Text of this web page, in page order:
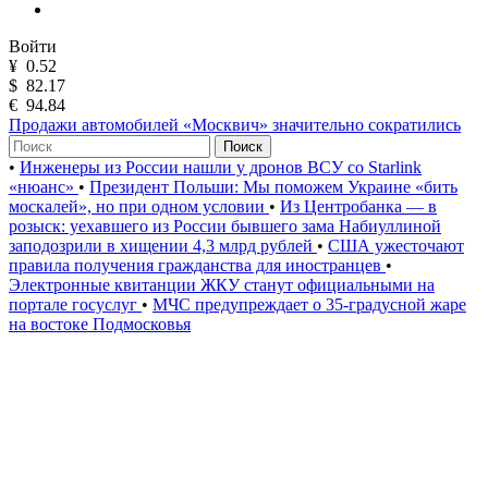
Войти
¥ 0.52
$ 82.17
€ 94.84
Продажи автомобилей «Москвич» значительно сократились
Поиск
• Инженеры из России нашли у дронов ВСУ со Starlink
«нюанс» • Президент Польши: Мы поможем Украине «бить
москалей», но при одном условии • Из Центробанка — в
розыск: уехавшего из России бывшего зама Набиуллиной
заподозрили в хищении 4,3 млрд рублей • США ужесточают
правила получения гражданства для иностранцев •
Электронные квитанции ЖКУ станут официальными на
портале госуслуг • МЧС предупреждает о 35-градусной жаре
на востоке Подмосковья